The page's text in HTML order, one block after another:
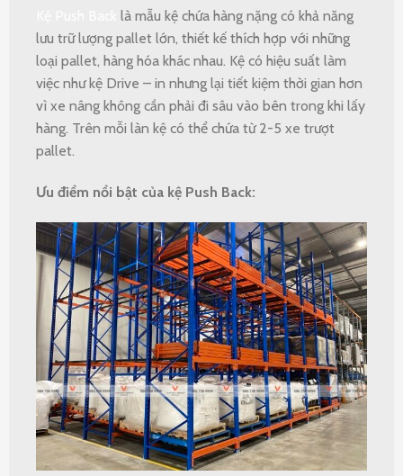
là mẫu kệ chứa hàng nặng có khả năng
lưu trữ lượng pallet lớn, thiết kế thích hợp với những
loại pallet, hàng hóa khác nhau. Kệ có hiệu suất làm
việc như kệ Drive – in nhưng lại tiết kiệm thời gian hơn
vì xe nâng không cần phải đi sâu vào bên trong khi lấy
hàng. Trên mỗi làn kệ có thể chứa từ 2-5 xe trượt
pallet.
Ưu điểm nổi bật của kệ Push Back: